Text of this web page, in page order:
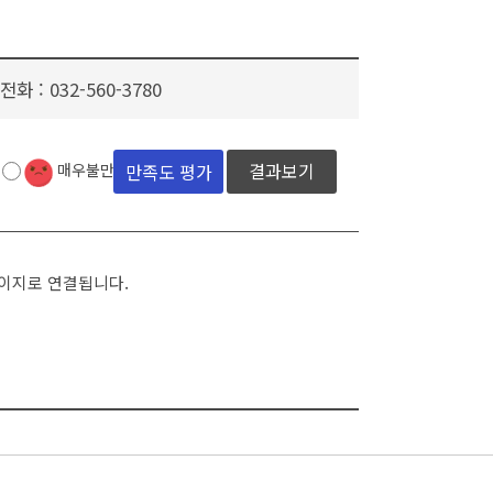
전화 : 032-560-3780
매우불만족 결과보기
지로 연결됩니다.